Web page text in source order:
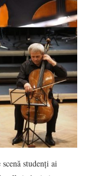
studenți ai